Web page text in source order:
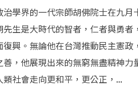
治學界的一代宗師胡佛院士在九
先生是大時代的智者，仁者與勇
復興。無論他在台灣推動民主憲
善，他展現出來的無窮無盡精神
類社會走向更和平，更公正，...